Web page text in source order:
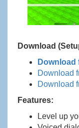
Download
Download
Download
Download
Features:
Level up